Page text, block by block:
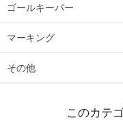
ゴールキーパー
マーキング
その他